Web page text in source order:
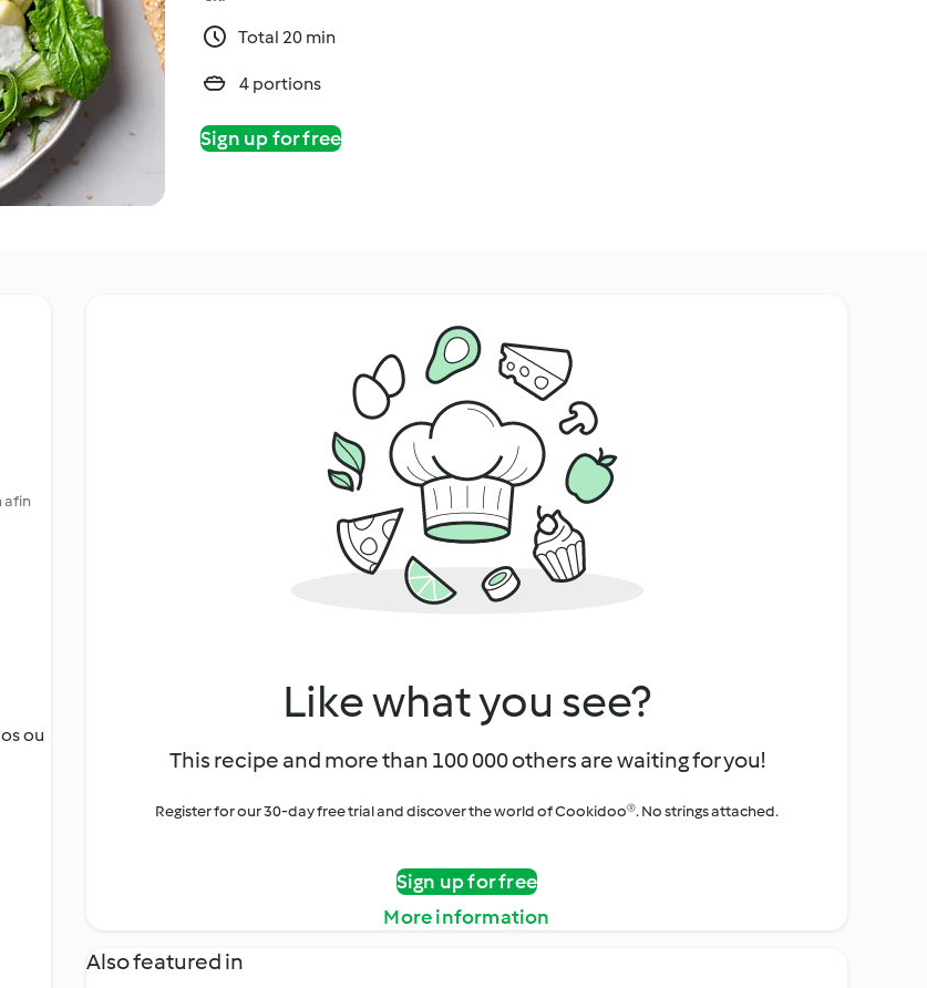
Total 20 min
4 portions
Sign up for free
afin
ou
Like what you see?
This recipe and more than 100 000 others are waiting for you!
Register for our 30-day free trial and discover the world of Cookidoo®. No strings attached.
Sign up for free
More information
Also featured in